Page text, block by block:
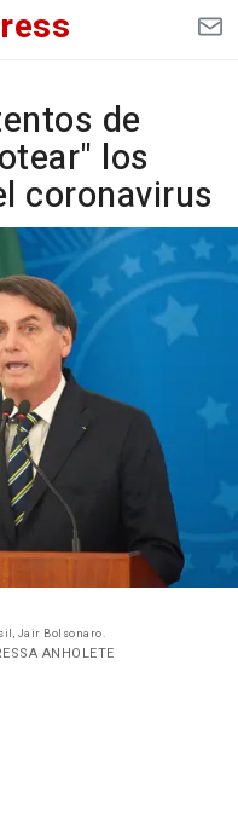
de
los
coronavirus
Jair Bolsonaro.
ANHOLETE